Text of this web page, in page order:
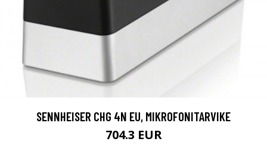
SENNHEISER CHG 4N EU, MIKROFONITARVIKE
704.3 EUR